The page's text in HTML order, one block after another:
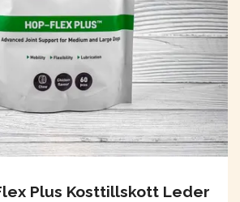
Plus Kosttillskott Leder